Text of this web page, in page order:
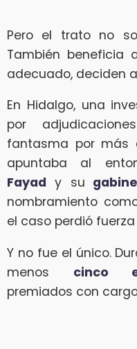
Pero el trato no
También beneficia
adecuado, deciden
En Hidalgo, una
por
fantasma por más
apuntaba al
Fayad y su
nombramiento
el caso perdió
Y no fue el único.
menos cinco
premiados con